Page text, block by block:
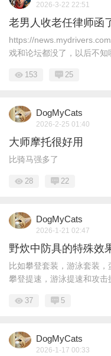
2026-3-22 22:51
老男人收老任律师函
https://
戏和论坛都没了，以后不知
153 25
DogMyCats
2026-2-25 01:40
大师摩托很好用
比骑马强多了
28 22
DogMyCats
2026-1-21 02:47
野炊中防具的特殊效
比如攀登套装，游泳套装
攀登提速，游泳提速和攻击
37 5
DogMyCats
2026-1-17 00:33